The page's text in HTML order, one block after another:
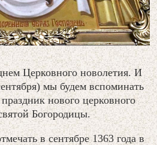
Церковного новолетия. И
мы будем вспоминать
нового церковного
Богородицы.
в сентябре 1363 года в